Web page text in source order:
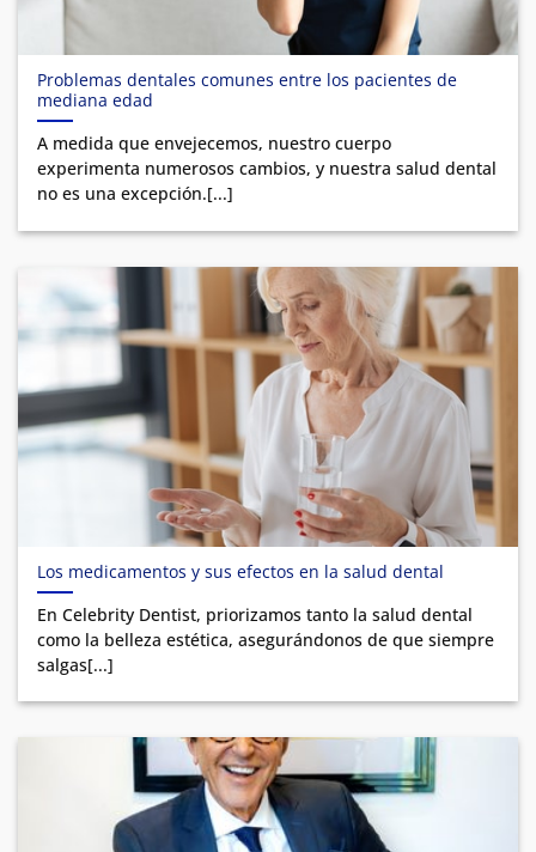
Problemas dentales comunes entre los pacientes de
mediana edad
A medida que envejecemos, nuestro cuerpo
experimenta numerosos cambios, y nuestra salud dental
no es una excepción.[...]
Los medicamentos y sus efectos en la salud dental
En Celebrity Dentist, priorizamos tanto la salud dental
como la belleza estética, asegurándonos de que siempre
salgas[...]